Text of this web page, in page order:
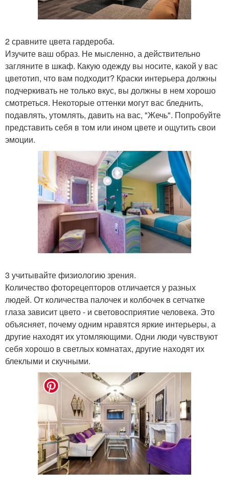
2 сравните цвета гардероба.
Изучите ваш образ. Не мысленно, а действительно
загляните в шкаф. Какую одежду вы носите, какой у вас
цветотип, что вам подходит? Краски интерьера должны
подчеркивать не только вкус, вы должны в нем хорошо
смотреться. Некоторые оттенки могут вас бледнить,
подавлять, утомлять, давить на вас, "Жечь". Попробуйте
представить себя в том или ином цвете и ощутить свои
эмоции.
3 учитывайте физиологию зрения.
Количество фоторецепторов отличается у разных
людей. От количества палочек и колбочек в сетчатке
глаза зависит цвето - и световосприятие человека. Это
объясняет, почему одним нравятся яркие интерьеры, а
другие находят их утомляющими. Одни люди чувствуют
себя хорошо в светлых комнатах, другие находят их
блеклыми и скучными.